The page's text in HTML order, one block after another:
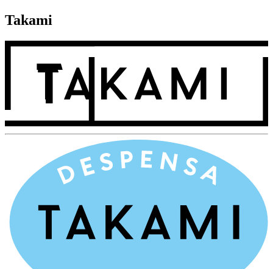
Takami